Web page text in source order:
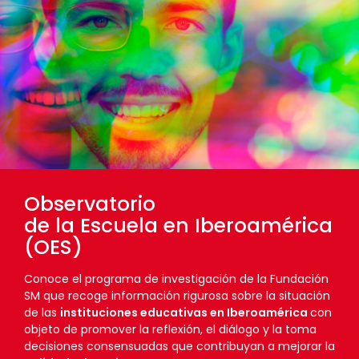
Observatorio
de la Escuela en Iberoamérica
(OES)
Conoce el programa de investigación de la Fundación
SM que recoge información rigurosa sobre la situación
de las instituciones educativas en Iberoamérica con
objeto de promover la reflexión, el diálogo y la toma
decisiones consensuadas que contribuyan a mejorar la